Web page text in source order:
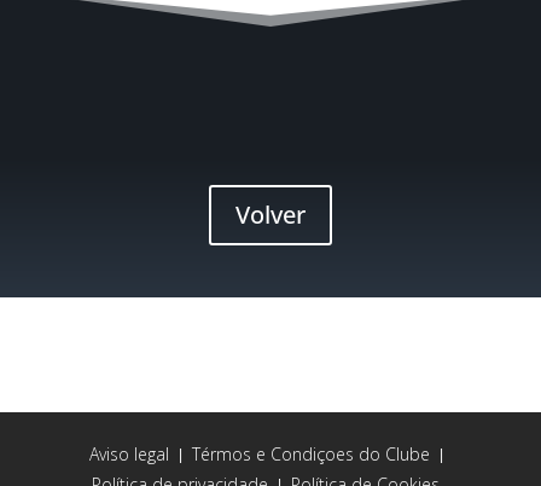
Volver
Aviso legal Térmos e Condiçoes do Clube